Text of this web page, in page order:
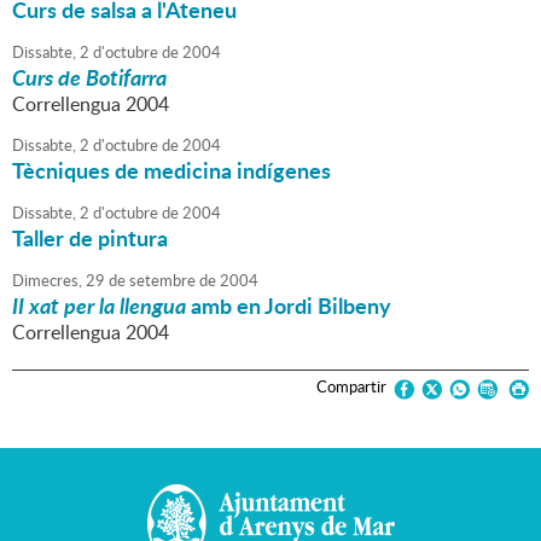
Curs de salsa a l'Ateneu
Dissabte,2 d'octubrede2004
Curs de Botifarra
Correllengua 2004
Dissabte,2 d'octubrede2004
Tècniques de medicina indígenes
Dissabte,2 d'octubrede2004
Taller de pintura
Dimecres,29 desetembrede2004
II xat per la llenguaamb en Jordi Bilbeny
Correllengua 2004
Compartir